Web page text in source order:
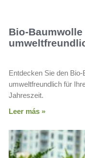
Bio-
Entdecken Sie den
umweltfreundlich für
Jahreszeit.
Leer más »